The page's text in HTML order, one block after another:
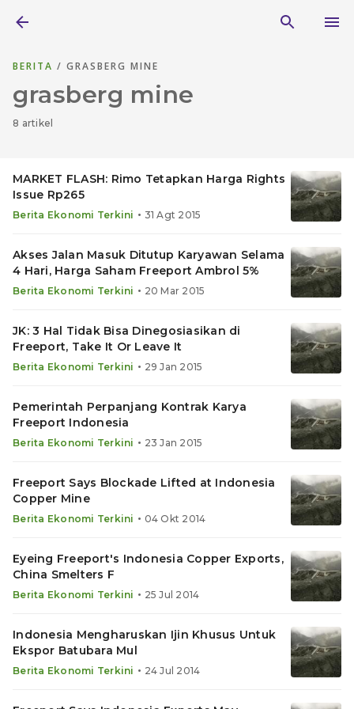
BERITA / GRASBERG MINE
grasberg mine
8 artikel
MARKET FLASH: Rimo Tetapkan Harga Rights
Issue Rp265
Berita Ekonomi Terkini • 31 Agt 2015
Akses Jalan Masuk Ditutup Karyawan Selama
4 Hari, Harga Saham Freeport Ambrol 5%
Berita Ekonomi Terkini • 20 Mar 2015
JK: 3 Hal Tidak Bisa Dinegosiasikan di
Freeport, Take It Or Leave It
Berita Ekonomi Terkini • 29 Jan 2015
Pemerintah Perpanjang Kontrak Karya
Freeport Indonesia
Berita Ekonomi Terkini • 23 Jan 2015
Freeport Says Blockade Lifted at Indonesia
Copper Mine
Berita Ekonomi Terkini • 04 Okt 2014
Eyeing Freeport's Indonesia Copper Exports,
China Smelters F
Berita Ekonomi Terkini • 25 Jul 2014
Indonesia Mengharuskan Ijin Khusus Untuk
Ekspor Batubara Mul
Berita Ekonomi Terkini • 24 Jul 2014